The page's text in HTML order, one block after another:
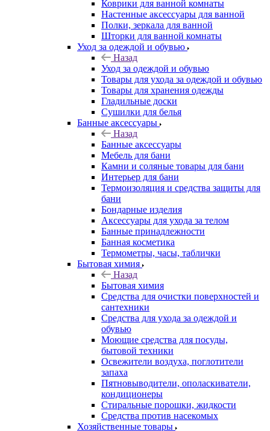
Коврики для ванной комнаты
Настенные аксессуары для ванной
Полки, зеркала для ванной
Шторки для ванной комнаты
Уход за одеждой и обувью
Назад
Уход за одеждой и обувью
Товары для ухода за одеждой и обувью
Товары для хранения одежды
Гладильные доски
Сушилки для белья
Банные аксессуары
Назад
Банные аксессуары
Мебель для бани
Камни и соляные товары для бани
Интерьер для бани
Термоизоляция и средства защиты для
бани
Бондарные изделия
Аксеcсуары для ухода за телом
Банные принадлежности
Банная косметика
Термометры, часы, таблички
Бытовая химия
Назад
Бытовая химия
Средства для очистки поверхностей и
сантехники
Средства для ухода за одеждой и
обувью
Моющие средства для посуды,
бытовой техники
Освежители воздуха, поглотители
запаха
Пятновыводители, ополаскиватели,
кондиционеры
Стиральные порошки, жидкости
Средства против насекомых
Хозяйственные товары